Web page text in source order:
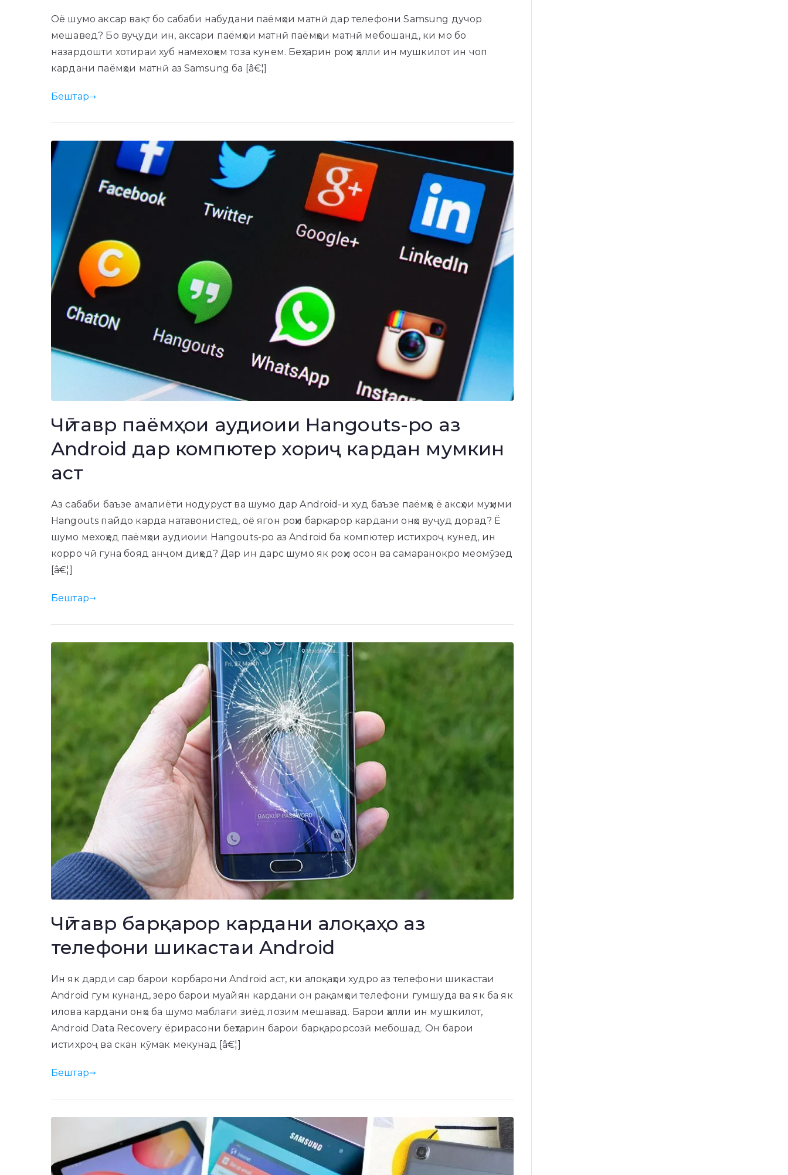
Оё шумо аксар вақт бо сабаби набудани паёмҳои матнӣ дар телефони Samsung дучор
мешавед? Бо вуҷуди ин, аксари паёмҳои матнӣ паёмҳои матнӣ мебошанд, ки мо бо
назардошти хотираи хуб намехоҳем тоза кунем. Беҳтарин роҳи ҳалли ин мушкилот ин чоп
кардани паёмҳои матнӣ аз Samsung ба [â€¦]
Бештар
Чӣ тавр паёмҳои аудиоии Hangouts-ро аз
Android дар компютер хориҷ кардан мумкин
аст
Аз сабаби баъзе амалиёти нодуруст ва шумо дар Android-и худ баъзе паёмҳо ё аксҳои муҳими
Hangouts пайдо карда натавонистед, оё ягон роҳи барқарор кардани онҳо вуҷуд дорад? Ё
шумо мехоҳед паёмҳои аудиоии Hangouts-ро аз Android ба компютер истихроҷ кунед, ин
корро чӣ гуна бояд анҷом диҳед? Дар ин дарс шумо як роҳи осон ва самаранокро меомӯзед
[â€¦]
Бештар
Чӣ тавр барқарор кардани алоқаҳо аз
телефони шикастаи Android
Ин як дарди сар барои корбарони Android аст, ки алоқаҳои худро аз телефони шикастаи
Android гум кунанд, зеро барои муайян кардани он рақамҳои телефони гумшуда ва як ба як
илова кардани онҳо ба шумо маблағи зиёд лозим мешавад. Барои ҳалли ин мушкилот,
Android Data Recovery ёрирасони беҳтарин барои барқарорсозӣ мебошад. Он барои
истихроҷ ва скан кӯмак мекунад [â€¦]
Бештар